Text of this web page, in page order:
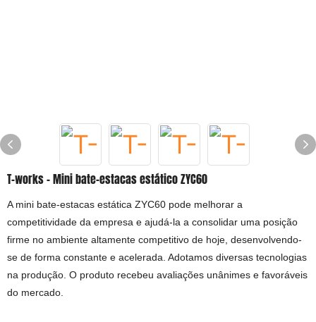
T-works - Mini bate-estacas estático ZYC60
A mini bate-estacas estática ZYC60 pode melhorar a
competitividade da empresa e ajudá-la a consolidar uma posição
firme no ambiente altamente competitivo de hoje, desenvolvendo-
se de forma constante e acelerada. Adotamos diversas tecnologias
na produção. O produto recebeu avaliações unânimes e favoráveis
​​do mercado.